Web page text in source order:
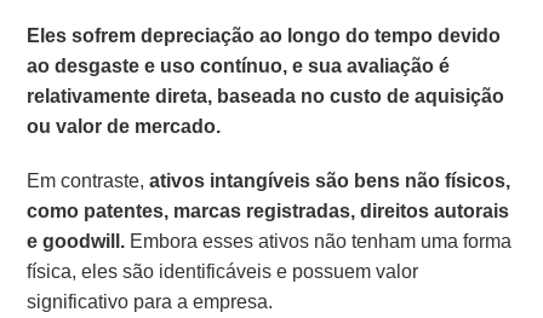
Eles sofrem depreciação ao longo do tempo devido
ao desgaste e uso contínuo, e sua avaliação é
relativamente direta, baseada no custo de aquisição
ou valor de mercado.
Em contraste,ativos intangíveis são bens não físicos,
como patentes, marcas registradas, direitos autorais
e goodwill. Embora esses ativos não tenham uma forma
física, eles são identificáveis e possuem valor
significativo para a empresa.